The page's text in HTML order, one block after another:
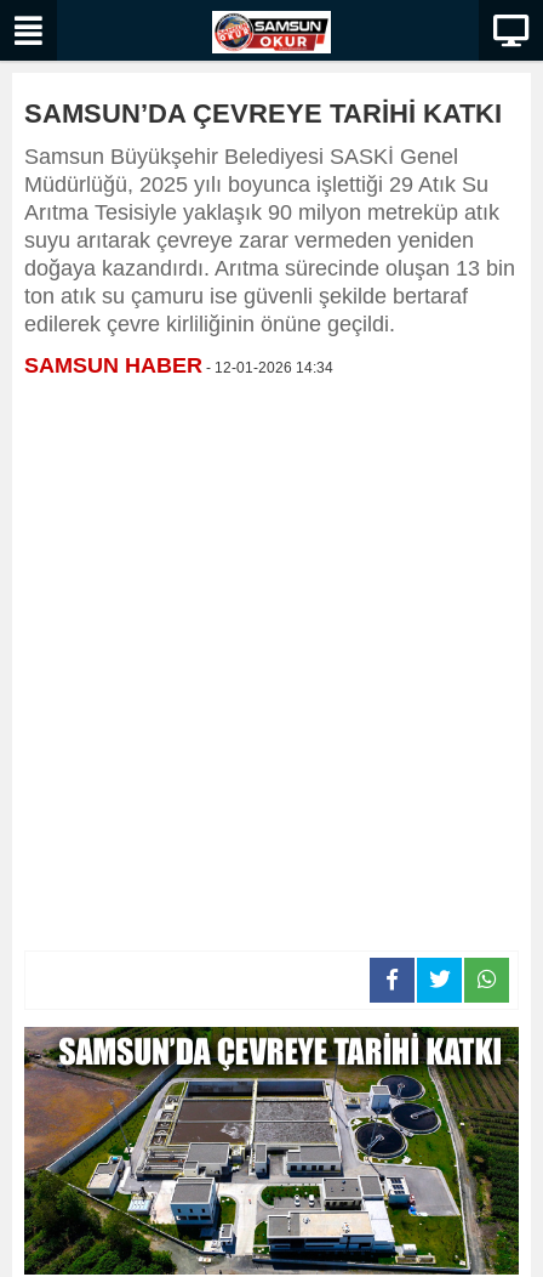
SAMSUN’DA ÇEVREYE TARİHİ KATKI
Samsun Büyükşehir Belediyesi SASKİ Genel
Müdürlüğü, 2025 yılı boyunca işlettiği 29 Atık Su
Arıtma Tesisiyle yaklaşık 90 milyon metreküp atık
suyu arıtarak çevreye zarar vermeden yeniden
doğaya kazandırdı. Arıtma sürecinde oluşan 13 bin
ton atık su çamuru ise güvenli şekilde bertaraf
edilerek çevre kirliliğinin önüne geçildi.
SAMSUN HABER - 12-01-2026 14:34